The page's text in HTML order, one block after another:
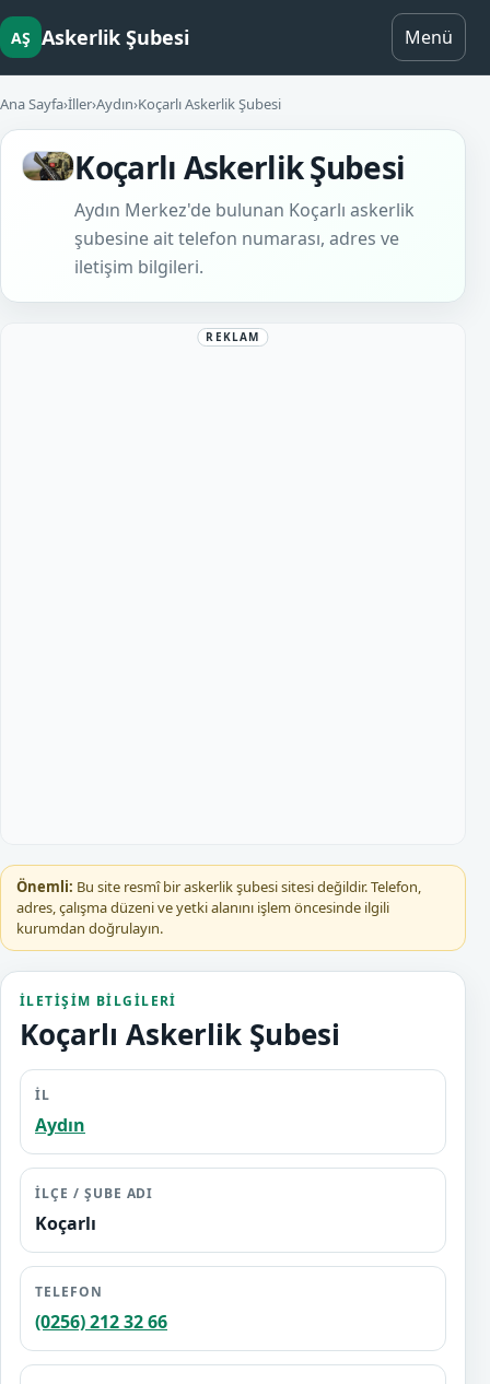
AŞ Askerlik Şubesi Menü
Ana Sayfa›İller›Aydın›Koçarlı Askerlik Şubesi
Koçarlı Askerlik Şubesi
Aydın Merkez'de bulunan Koçarlı askerlik
şubesine ait telefon numarası, adres ve
iletişim bilgileri.
REKLAM
Önemli: Bu site resmî bir askerlik şubesi sitesi değildir. Telefon,
adres, çalışma düzeni ve yetki alanını işlem öncesinde ilgili
kurumdan doğrulayın.
İLETIŞIM BILGILERI
Koçarlı Askerlik Şubesi
İL
Aydın
İLÇE / ŞUBE ADI
Koçarlı
TELEFON
(0256) 212 32 66